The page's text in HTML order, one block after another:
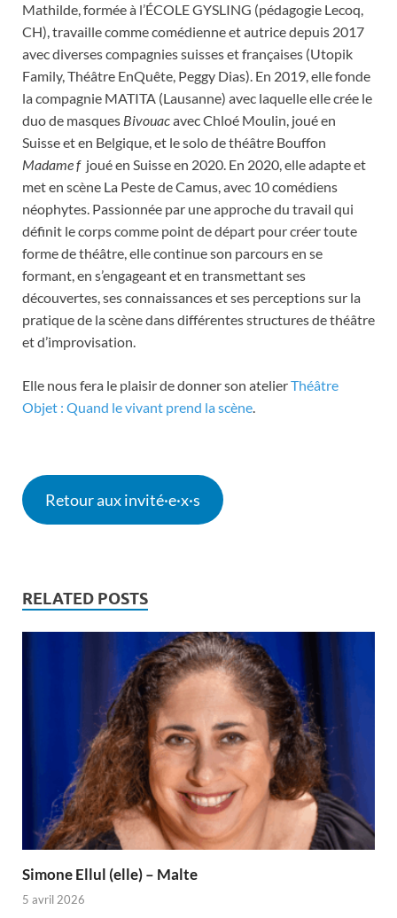
Mathilde, formée à l’ÉCOLE GYSLING (pédagogie Lecoq,
CH), travaille comme comédienne et autrice depuis 2017
avec diverses compagnies suisses et françaises (Utopik
Family, Théâtre EnQuête, Peggy Dias). En 2019, elle fonde
la compagnie MATITA (Lausanne) avec laquelle elle crée le
duo de masques Bivouacavec Chloé Moulin, joué en
Suisse et en Belgique, et le solo de théâtre Bouffon
Madame fjoué en Suisse en 2020. En 2020, elle adapte et
met en scène La Peste de Camus, avec 10 comédiens
néophytes. Passionnée par une approche du travail qui
définit le corps comme point de départ pour créer toute
forme de théâtre, elle continue son parcours en se
formant, en s’engageant et en transmettant ses
découvertes, ses connaissances et ses perceptions sur la
pratique de la scène dans différentes structures de théâtre
et d’improvisation.
Elle nous fera le plaisir de donner son atelierThéâtre
Objet : Quand le vivant prend la scène.
Retour aux invité·e·x·s
RELATED POSTS
Simone Ellul (elle) – Malte
5 avril 2026